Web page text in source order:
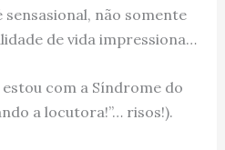
sensasional, não somente
de vida impressiona…
com a Síndrome do
a locutora!”… risos!).